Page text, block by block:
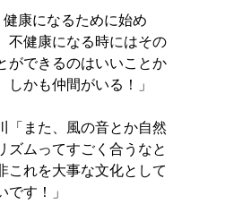
康になるために始め
不健康になる時にはその
ができるのはいいことか
しかも仲間がいる！」
「また、風の音とか自然
ズムってすごく合うなと
これを大事な文化として
す！」